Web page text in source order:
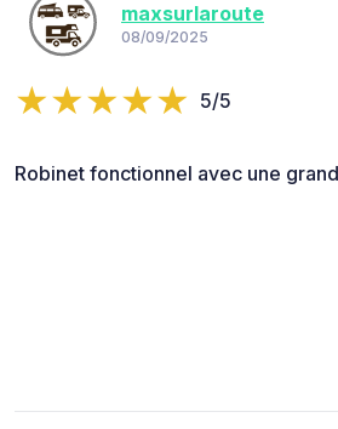
maxsurlaroute
08/09/2025
5/5
Robinet fonctionnel avec une